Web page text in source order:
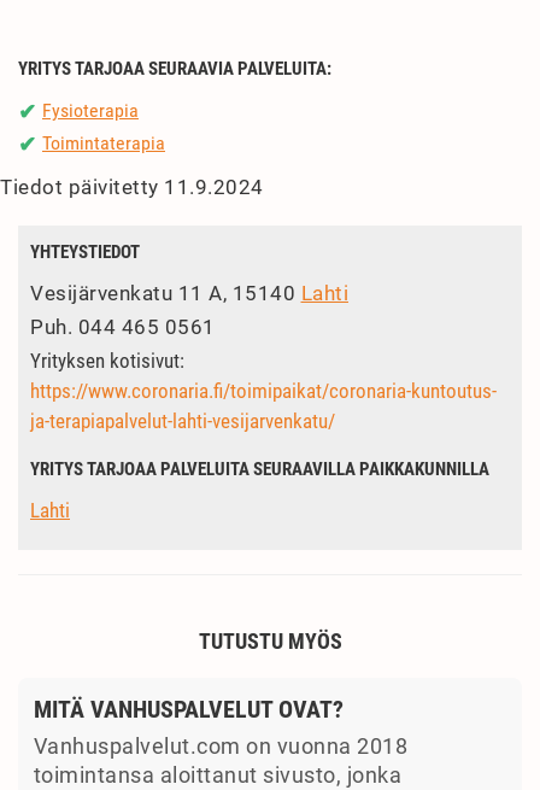
YRITYS TARJOAA SEURAAVIA PALVELUITA:
✔ Fysioterapia
✔ Toimintaterapia
Tiedot päivitetty 11.9.2024
YHTEYSTIEDOT
Vesijärvenkatu 11 A, 15140 Lahti
Puh. 044 465 0561
Yrityksen kotisivut:
https://www.coronaria.fi/toimipaikat/coronaria-kuntoutus-
ja-terapiapalvelut-lahti-vesijarvenkatu/
YRITYS TARJOAA PALVELUITA SEURAAVILLA PAIKKAKUNNILLA
Lahti
TUTUSTU MYÖS
MITÄ VANHUSPALVELUT OVAT?
Vanhuspalvelut.com on vuonna 2018
toimintansa aloittanut sivusto, jonka